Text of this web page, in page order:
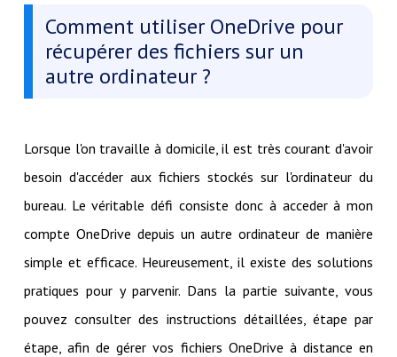
Comment utiliser OneDrive pour
récupérer des fichiers sur un
autre ordinateur ?
Lorsque l'on travaille à domicile, il est très courant d'avoir
besoin d'accéder aux fichiers stockés sur l'ordinateur du
bureau. Le véritable défi consiste donc à acceder à mon
compte OneDrive depuis un autre ordinateur de manière
simple et efficace. Heureusement, il existe des solutions
pratiques pour y parvenir. Dans la partie suivante, vous
pouvez consulter des instructions détaillées, étape par
étape, afin de gérer vos fichiers OneDrive à distance en